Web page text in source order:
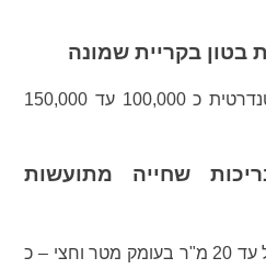
בטון בקריית שמונה
מחיר בריכת בטון סטנדרטית כ 100,000 עד 150,000
שחייה מתועשות
בריכה מתועשת בגודל עד 20 מ"ר בעומק מטר וחצי – כ